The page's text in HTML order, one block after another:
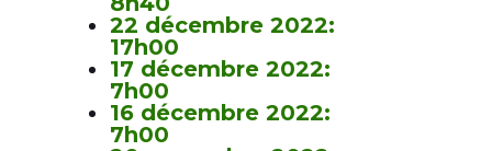
22 décembre 2022:
17h00
17 décembre 2022:
7h00
16 décembre 2022:
7h00